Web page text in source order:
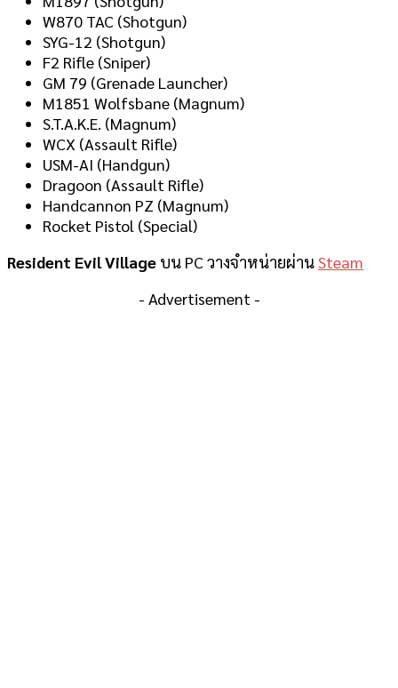
W870 TAC (Shotgun)
SYG-12 (Shotgun)
F2 Rifle (Sniper)
GM 79 (Grenade Launcher)
M1851 Wolfsbane (Magnum)
S.T.A.K.E. (Magnum)
WCX (Assault Rifle)
USM-AI (Handgun)
Dragoon (Assault Rifle)
Handcannon PZ (Magnum)
Rocket Pistol (Special)
Resident Evil Village บน PC วางจำหน่ายผ่านSteam
- Advertisement -